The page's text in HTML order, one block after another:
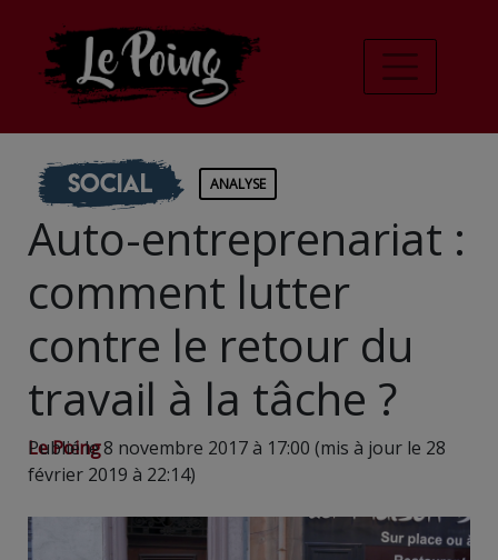
Social ANALYSE
Auto-entreprenariat :
comment lutter
contre le retour du
travail à la tâche ?
Le Poing
Publié le 8 novembre 2017 à 17:00 (mis à jour le 28
février 2019 à 22:14)